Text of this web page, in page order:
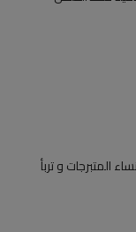
المتبرجات و تربأ